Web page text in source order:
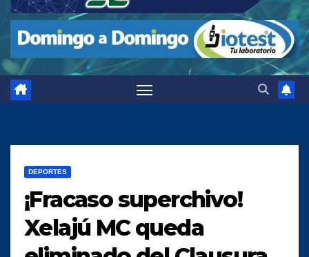
DEPORTES
¡Fracaso superchivo!
Xelajú MC queda